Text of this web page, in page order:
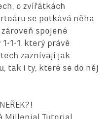
o zvířátkách
se potkává něha
spojené
který právě
zaznívají jak
tak i ty, které se do něj
Millenial Tutorial